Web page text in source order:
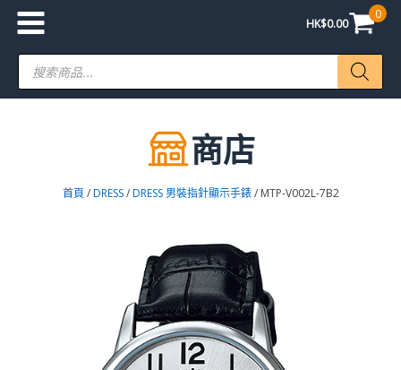
HK$0.00
0
Products
search
商店
首頁 /DRESS/DRESS 男裝指針顯示手錶/ MTP-V002L-7B2